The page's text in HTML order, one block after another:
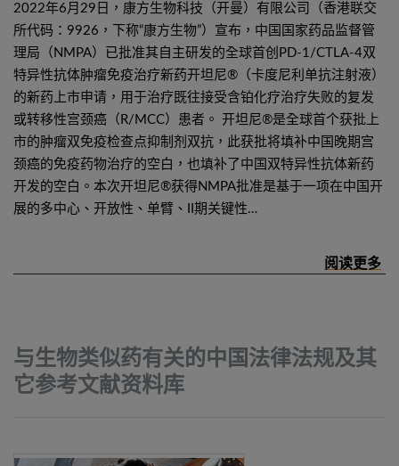
2022年6月29日，康方生物科技（开曼）有限公司（香港联交
所代码：9926，下称“康方生物”）宣布，中国国家药品监督管
理局（NMPA）已批准其自主研发的全球首创PD-1/CTLA-4双
特异性抗体肿瘤免疫治疗新药开坦尼®（卡度尼利单抗注射液）
的新药上市申请，用于治疗既往接受含铂化疗治疗失败的复发
或转移性宫颈癌（R/MCC）患者。 开坦尼®是全球首个获批上
市的肿瘤双免疫检查点抑制剂双抗，此获批将填补中国晚期宫
颈癌的免疫药物治疗的空白，也填补了中国双特异性抗体新药
开发的空白。本次开坦尼®获得NMPA批准是基于一项在中国开
展的多中心、开放性、单臂、II期关键性…
与生物类似药有关的中国法律法规及其
它参考文献资料库